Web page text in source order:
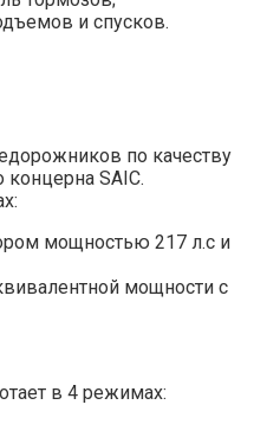
и спусков.
по качеству
SAIC.
мощностью 217 л.с и
мощности с
в 4 режимах: